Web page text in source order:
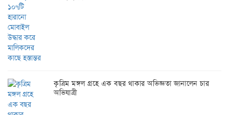
কৃত্রিম মঙ্গল গ্রহে এক বছর থাকার অভিজ্ঞতা জানালেন চার
অভিযাত্রী